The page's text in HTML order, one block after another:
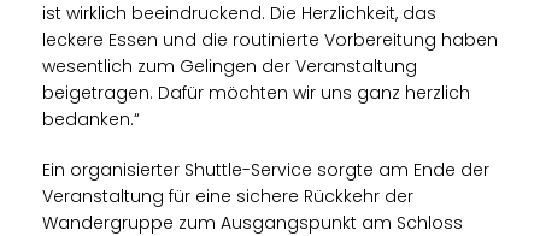
ist wirklich beeindruckend. Die Herzlichkeit, das
leckere Essen und die routinierte Vorbereitung haben
wesentlich zum Gelingen der Veranstaltung
beigetragen. Dafür möchten wir uns ganz herzlich
bedanken.“
Ein organisierter Shuttle-Service sorgte am Ende der
Veranstaltung für eine sichere Rückkehr der
Wandergruppe zum Ausgangspunkt am Schloss